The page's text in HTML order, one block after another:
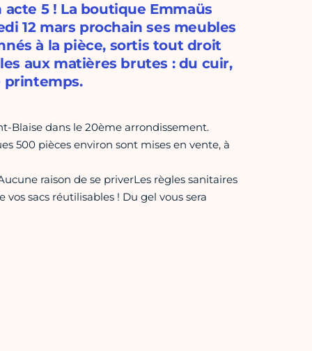
5 ! La boutique Emmaüs
12 mars prochain ses meubles
à la pièce, sortis tout droit
aux matières brutes : du cuir,
printemps.
Blaise dans le 20ème arrondissement.
500 pièces environ sont mises en vente, à
raison de se priverLes règles sanitaires
sacs réutilisables ! Du gel vous sera